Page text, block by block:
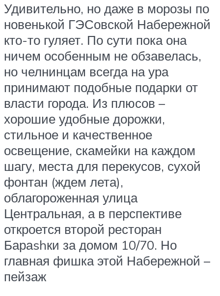
Удивительно, но даже в морозы по
новенькой ГЭСовской Набережной
кто-то гуляет. По сути пока она
ничем особенным не обзавелась,
но челнинцам всегда на ура
принимают подобные подарки от
власти города. Из плюсов –
хорошие удобные дорожки,
стильное и качественное
освещение, скамейки на каждом
шагу, места для перекусов, сухой
фонтан (ждем лета),
облагороженная улица
Центральная, а в перспективе
откроется второй ресторан
Бараshки за домом 10/70. Но
главная фишка этой Набережной –
пейзаж